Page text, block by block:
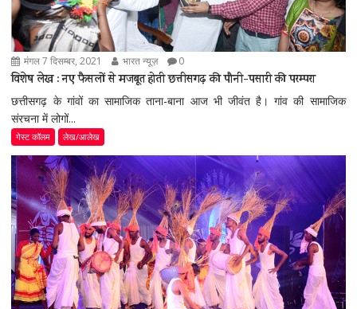
मंगल 7 दिसम्बर, 2021 भारत न्यूज़ 0
विशेष लेख : नए फैसलों से मजबूत होती छत्तीसगढ़ की पौनी-पसारी की परम्परा
छत्तीसगढ़ के गांवों का सामाजिक ताना-बाना आज भी जीवंत है। गांव की सामाजिक
संरचना में लोगों...
गेस्ट कॉलम लेख/आलेख